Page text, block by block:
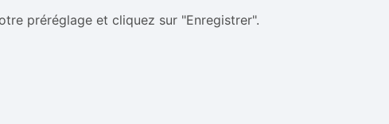
préréglage et cliquez sur "Enregistrer".